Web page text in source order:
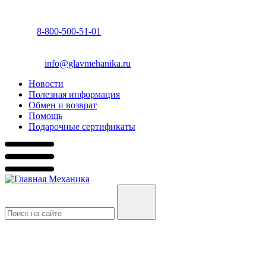
8-800-500-51-01
info@glavmehanika.ru
Новости
Полезная информация
Обмен и возврат
Помощь
Подарочные сертификаты